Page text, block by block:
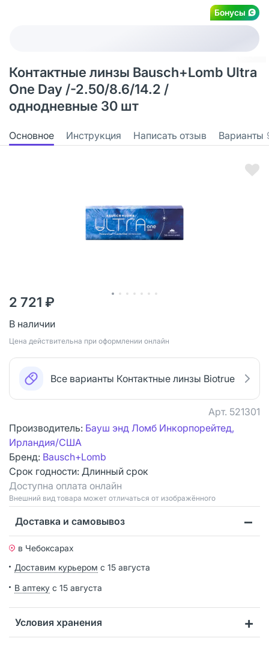
Бонусы
Контактные линзы Bausch+Lomb Ultra
One Day /-2.50/8.6/14.2 /
однодневные 30 шт
Основное Инструкция Написать отзыв Варианты
2 721 ₽
В наличии
Цена действительна при оформлении онлайн
Все варианты Контактные линзы Biotrue
Арт. 521301
Производитель: Бауш энд Ломб Инкорпорейтед,
Ирландия/США
Бренд: Bausch+Lomb
Срок годности: Длинный срок
Доступна оплата онлайн
Bнешний вид товара может отличаться от изображённого
Доставка и самовывоз
в Чебоксарах
Доставим курьером с 15 августа
В аптеку с 15 августа
Условия хранения